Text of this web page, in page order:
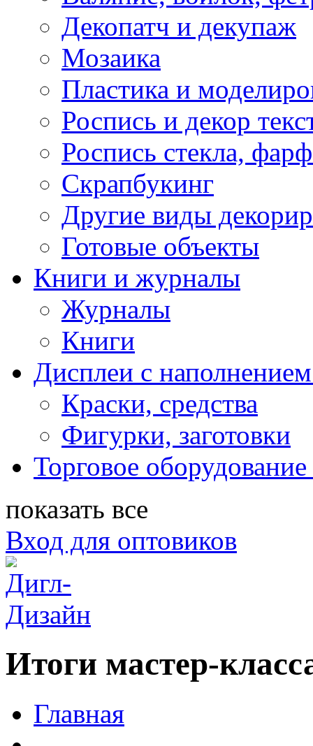
Декопатч и декупаж
Мозаика
Пластика и
Роспись и декор
Роспись стекла,
Скрапбукинг
Другие виды
Готовые объекты
Книги и журналы
Журналы
Книги
Дисплеи с
Краски, средства
Фигурки, заготовки
Торговое
показать все
Вход для оптовиков
Итоги мастер-
Главная